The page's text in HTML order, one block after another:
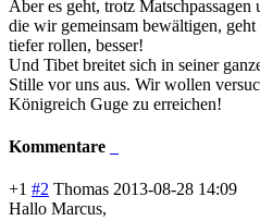
Aber es geht, trotz
die wir gemeinsam bewältigen,
tiefer rollen, besser!
Und Tibet breitet sich in seiner
Stille vor uns aus. Wir wollen
Königreich Guge zu erreichen!
Kommentare
+1 #2 Thomas 2013-08-28 14:09
Hallo Marcus,